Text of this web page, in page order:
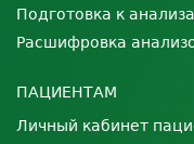
Подготовка к
Расшифровка
ПАЦИЕНТАМ
Личный кабинет